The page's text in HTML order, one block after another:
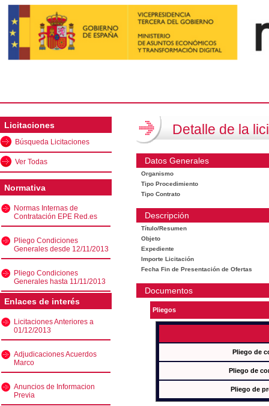
Licitaciones
Búsqueda Licitaciones
Ver Todas
Normativa
Normas Internas de
Contratación EPE Red.es
Pliego Condiciones
Generales desde 12/11/2013
Pliego Condiciones
Generales hasta 11/11/2013
Enlaces de interés
Licitaciones Anteriores a
01/12/2013
Adjudicaciones Acuerdos
Marco
Anuncios de Informacion
Previa
Detalle de la
Datos Generales
Organismo
Tipo Procedimiento
Tipo Contrato
Descripción
Título/Resumen
Objeto
Expediente
Importe Licitación
Fecha Fin de Presentación de Ofertas
Documentos
Pliegos
Pliego de
Pliego de
Pliego de